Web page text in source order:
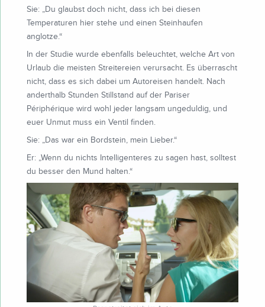
Sie: „Du glaubst doch nicht, dass ich bei diesen
Temperaturen hier stehe und einen Steinhaufen
anglotze.“
In der Studie wurde ebenfalls beleuchtet, welche Art von
Urlaub die meisten Streitereien verursacht. Es überrascht
nicht, dass es sich dabei um Autoreisen handelt. Nach
anderthalb Stunden Stillstand auf der Pariser
Périphérique wird wohl jeder langsam ungeduldig, und
euer Unmut muss ein Ventil finden.
Sie: „Das war ein Bordstein, mein Lieber.“
Er: „Wenn du nichts Intelligenteres zu sagen hast, solltest
du besser den Mund halten.“